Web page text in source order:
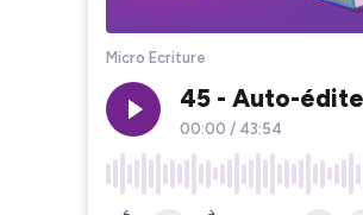
Micro Ecriture
45 - Auto-
00:00 / 43:54